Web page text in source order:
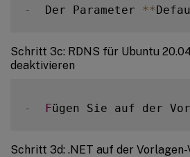
-
  Der Parameter
**
Schritt 3c: RDNS für Ubuntu
deaktivieren
- Fügen Sie auf der
Schritt 3d: .NET auf der